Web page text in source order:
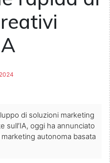
di soluzioni marketing
sull’IA, oggi ha annunciato
autonoma basata